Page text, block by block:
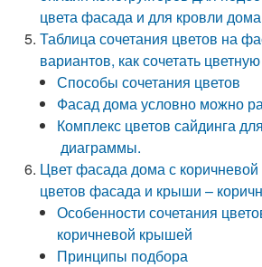
цвета фасада и для кровли дома
Таблица сочетания цветов на
вариантов, как сочетать
Способы сочетания цветов
Фасад дома условно можно
Комплекс цветов сайдинга
диаграммы.
Цвет фасада дома с
цветов фасада и крыши –
Особенности сочетания
коричневой крышей
Принципы подбора